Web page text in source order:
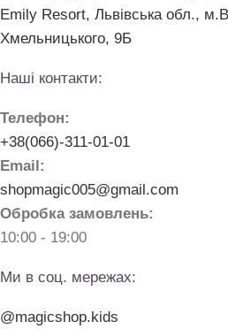
Emily Resort, Львівська обл.,
Хмельницького, 9Б
Наші контакти:
Телефон:
+38(066)-311-01-01
Email:
shopmagic005@gmail.com
Обробка замовлень:
10:00 - 19:00
Ми в соц. мережах:
@magicshop.kids